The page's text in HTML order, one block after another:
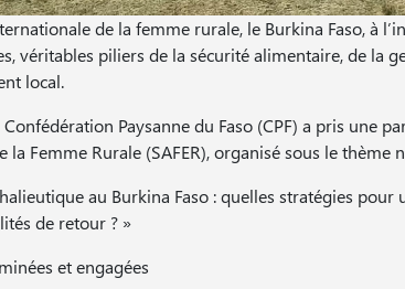
de la femme rurale, le Burkina Faso, à
véritables piliers de la sécurité alimentaire, de la
local.
Paysanne du Faso (CPF) a pris une
Femme Rurale (SAFER), organisé sous le thème
au Burkina Faso : quelles stratégies
de retour ? »
et engagées